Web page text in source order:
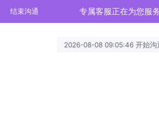
结束沟通 专属客服正在为您服
2026-08-08 09:05:46 开始沟